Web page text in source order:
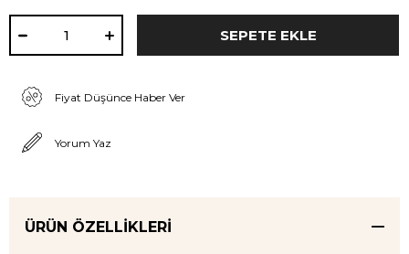
Fiyat Düşünce Haber Ver
Yorum Yaz
ÜRÜN ÖZELLIKLERI